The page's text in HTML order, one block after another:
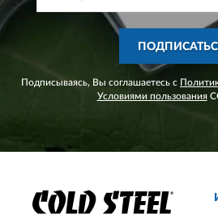
Подписываясь, Вы соглашаетесь с
Условиями пользования